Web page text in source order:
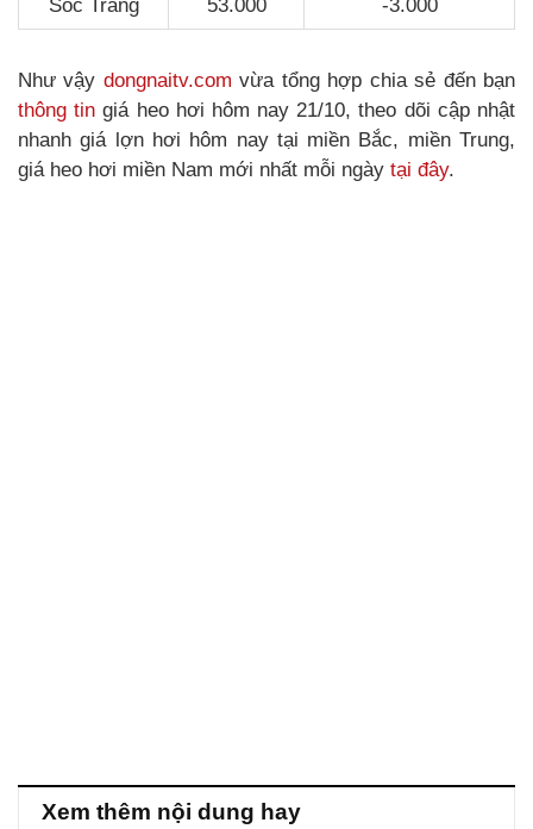
Sóc Trăng 53.000 -3.000
Như vậy dongnaitv.com vừa tổng hợp chia sẻ đến bạn
thông tin giá heo hơi hôm nay 21/10, theo dõi cập nhật
nhanh giá lợn hơi hôm nay tại miền Bắc, miền Trung,
giá heo hơi miền Nam mới nhất mỗi ngày tại đây.
Xem thêm nội dung hay